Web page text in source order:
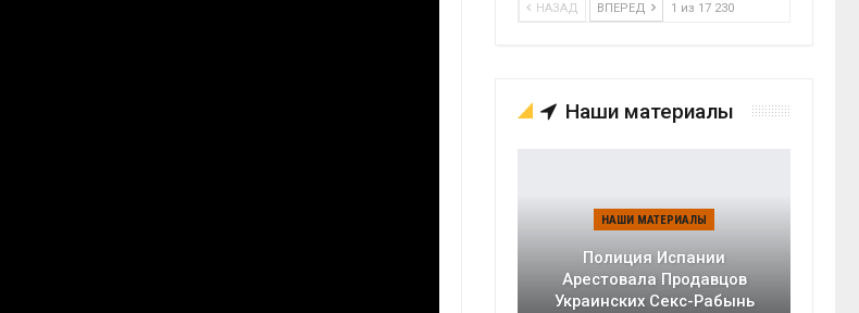
НАЗАД ВПЕРЕД 1 из 17 230
Наши материалы
НАШИ МАТЕРИАЛЫ
Полиция Испании
Арестовала Продавцов
Украинских Секс-Рабынь